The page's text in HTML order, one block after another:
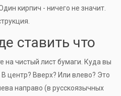
кирпич - ничего не значит.
ставить что
на чистый лист бумаги. Куда вы
центр? Вверх? Или влево? Это
направо (в русскоязычных